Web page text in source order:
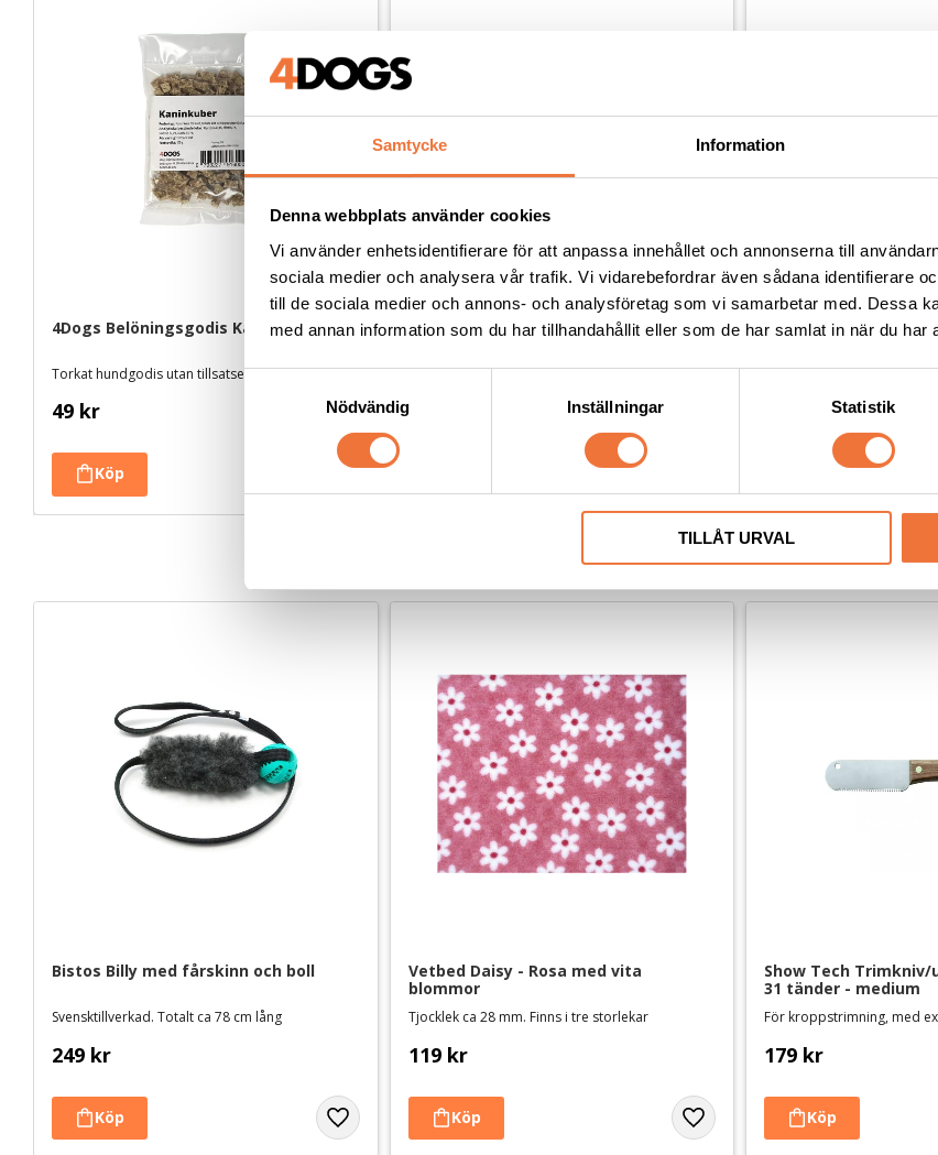
Samtycke Information
Denna webbplats använder cookies
Vi använder enhetsidentifierare för att anpassa innehållet och annonserna till
sociala medier och analysera vår trafik. Vi vidarebefordrar även sådana identifierare
till de sociala medier och annons- och analysföretag som vi samarbetar med. Dessa
med annan information som du har tillhandahållit eller som de har samlat in när du har
c
s
Nödvändig Inställningar Statistik
TILLÅT URVAL
4Dogs Belöningsgodis Kanin ca 100 g
Torkat hundgodis utan tillsatser, ursprung EU
49 kr
4Dogs Belöningsgodis Fasan ca 100 g
Torkat hundgodis utan tillsatser, ursprung EU
49
2pets belöningsgodis
Av färska råvaror
Senaste besökta
Bistos Billy med fårskinn och boll
Svensktillverkad. Totalt ca 78 cm lång
249 kr
Vetbed Daisy - Rosa med vita
blommor
Tjocklek ca 28 mm. Finns i tre storlekar
119 kr
Show Tech Trimkniv/
31 tänder - medium
För kroppstrimning, med
179 kr